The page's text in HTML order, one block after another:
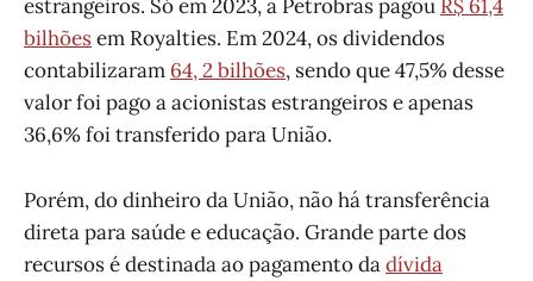
estrangeiros. Só em 2023, a Petrobrás pagou R$ 61,4
bilhõesem Royalties. Em 2024, os dividendos
contabilizaram 64, 2 bilhões, sendo que 47,5% desse
valor foi pago a acionistas estrangeiros e apenas
36,6% foi transferido para União.
Porém, do dinheiro da União, não há transferência
direta para saúde e educação. Grande parte dos
recursos é destinada ao pagamento dadívida